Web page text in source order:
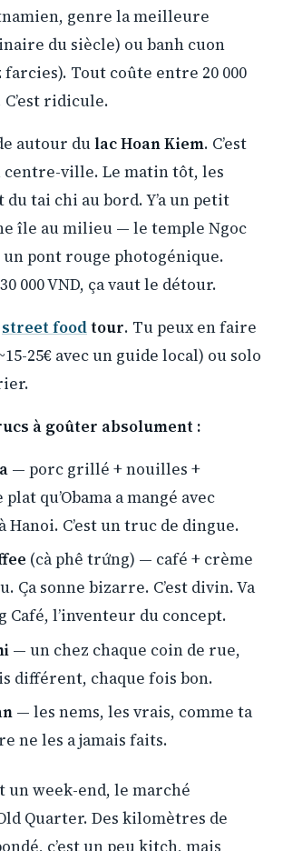
genre la meilleure
du siècle) ou banh cuon
Tout coûte entre 20 000
C’est ridicule.
autour dulac Hoan Kiem. C’est
centre-ville. Le matin tôt, les
tai chi au bord. Y’a un petit
île au milieu — le temple Ngoc
pont rouge photogénique.
000 VND, ça vaut le détour.
street foodtour. Tu peux en faire
25€ avec un guide local) ou solo
à goûter absolument :
— porc grillé + nouilles +
qu’Obama a mangé avec
Hanoi. C’est un truc de dingue.
(cà phê trứng) — café + crème
Ça sonne bizarre. C’est divin. Va
Café, l’inventeur du concept.
— un chez chaque coin de rue,
différent, chaque fois bon.
— les nems, les vrais, comme ta
ne les a jamais faits.
un week-end, le marché
Quarter. Des kilomètres de
c’est un peu kitch, mais